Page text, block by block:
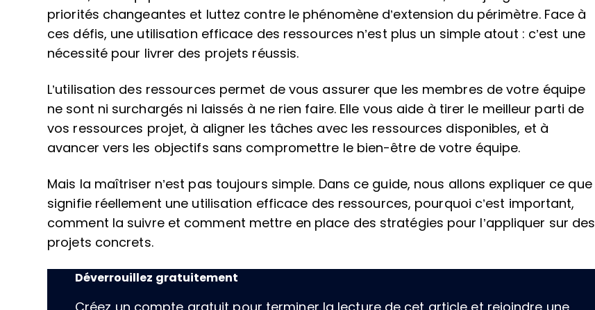
priorités changeantes et luttez contre le phénomène d’extension du périmètre. Face à
ces défis, une utilisation efficace des ressources n’est plus un simple atout : c’est une
nécessité pour livrer des projets réussis.
L’utilisation des ressources permet de vous assurer que les membres de votre équipe
ne sont ni surchargés ni laissés à ne rien faire. Elle vous aide à tirer le meilleur parti de
vos ressources projet, à aligner les tâches avec les ressources disponibles, et à
avancer vers les objectifs sans compromettre le bien-être de votre équipe.
Mais la maîtriser n’est pas toujours simple. Dans ce guide, nous allons expliquer ce que
signifie réellement une utilisation efficace des ressources, pourquoi c’est important,
comment la suivre et comment mettre en place des stratégies pour l’appliquer sur des
projets concrets.
Déverrouillez gratuitement
Créez un compte gratuit pour terminer la lecture de cet article et rejoindre une